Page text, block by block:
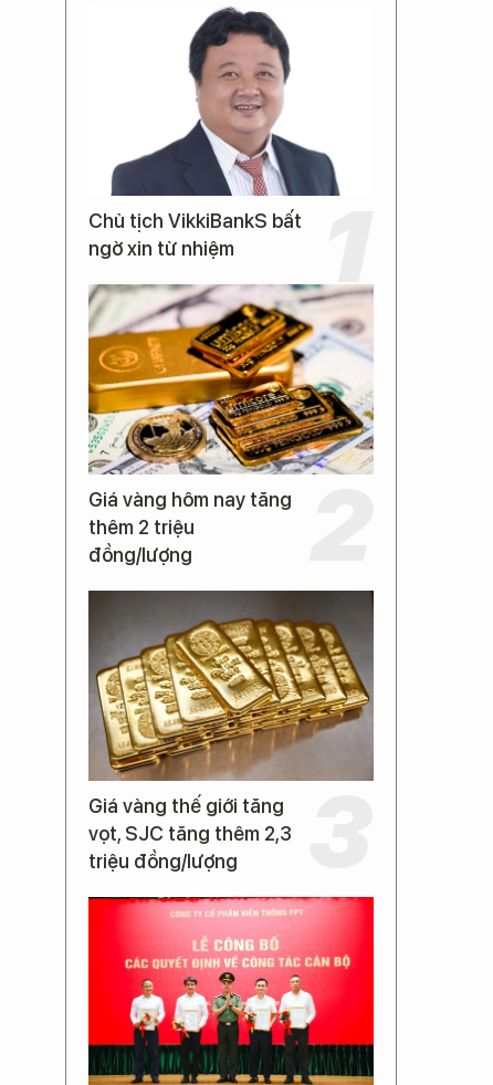
Chủ tịch VikkiBankS bất
ngờ xin từ nhiệm
Giá vàng hôm nay tăng
thêm 2 triệu
đồng/lượng
Giá vàng thế giới tăng
vọt, SJC tăng thêm 2,3
triệu đồng/lượng